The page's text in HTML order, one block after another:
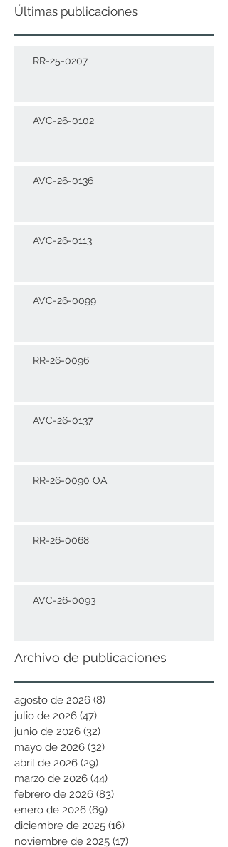
Últimas publicaciones
RR-25-0207
AVC-26-0102
AVC-26-0136
AVC-26-0113
AVC-26-0099
RR-26-0096
AVC-26-0137
RR-26-0090 OA
RR-26-0068
AVC-26-0093
Archivo de publicaciones
agosto de 2026 (8)
julio de 2026 (47)
junio de 2026 (32)
mayo de 2026 (32)
abril de 2026 (29)
marzo de 2026 (44)
febrero de 2026 (83)
enero de 2026 (69)
diciembre de 2025 (16)
noviembre de 2025 (17)